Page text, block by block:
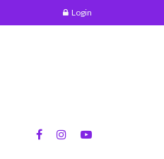
Login